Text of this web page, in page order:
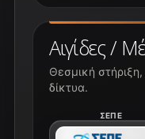
Αιγίδες /
Θεσμική
δίκτυα.
ΣΕΠΕ